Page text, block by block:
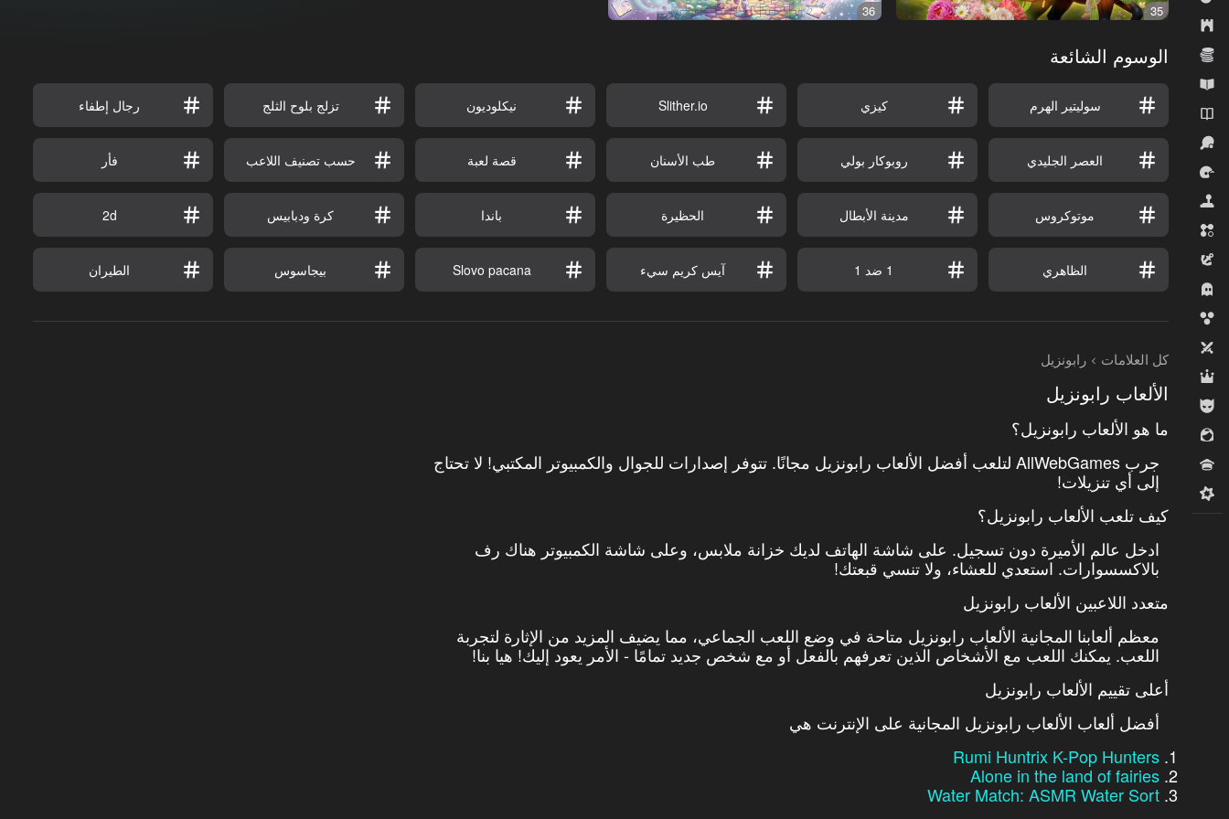
الاستراتيجية
الاقتصاد
التعليمية
الروايات
الرياضة
السباقات
المحاكيات
المطابقة الثلاثية
المغامرة
رعب
قاذفات الفقاعات
للأولاد
للبنات
مسابقات
ميدكور
35
36
الوسوم الشائعة
سوليتير الهرم كيزي Slither.io نيكلوديون تزلج بلوح الثلج رجال إطفاء
العصر الجليدي روبوكار بولي طب الأسنان قصة لعبة حسب تصنيف اللاعب فأر
موتوكروس مدينة الأبطال الحظيرة باندا كرة ودبابيس 2d
الظاهري 1 ضد 1 آيس كريم سيء Slovo pacana بيجاسوس الطيران
كل العلامات رابونزيل
الألعاب رابونزيل
ما هو الألعاب رابونزيل؟
جرب AllWebGames لتلعب أفضل الألعاب رابونزيل مجانًا. تتوفر إصدارات للجوال والكمبيوتر المكتبي! لا تحتاج
إلى أي تنزيلات!
كيف تلعب الألعاب رابونزيل؟
ادخل عالم الأميرة دون تسجيل. على شاشة الهاتف لديك خزانة ملابس، وعلى شاشة الكمبيوتر هناك رف
بالاكسسوارات. استعدي للعشاء، ولا تنسي قبعتك!
متعدد اللاعبين الألعاب رابونزيل
معظم ألعابنا المجانية الألعاب رابونزيل متاحة في وضع اللعب الجماعي، مما يضيف المزيد من الإثارة لتجربة
اللعب. يمكنك اللعب مع الأشخاص الذين تعرفهم بالفعل أو مع شخص جديد تمامًا - الأمر يعود إليك! هيا بنا!
أعلى تقييم الألعاب رابونزيل
أفضل ألعاب الألعاب رابونزيل المجانية على الإنترنت هي
Rumi Huntrix K-Pop Hunters
Alone in the land of fairies
Water Match: ASMR Water Sort